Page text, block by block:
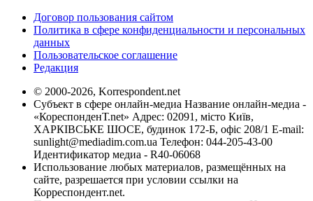
Договор пользования сайтом
Политика в сфере конфиденциальности и персональных
данных
Пользовательское соглашение
Редакция
© 2000-2026, Korrespondent.net
Субъект в сфере онлайн-медиа Название онлайн-медиа -
«КореспонденТ.net» Адрес: 02091, місто Київ,
ХАРКІВСЬКЕ ШОСЕ, будинок 172-Б, офіс 208/1 E-mail:
sunlight@mediadim.com.ua Телефон: 044-205-43-00
Идентификатор медиа - R40-06068
Использование любых материалов, размещённых на
сайте, разрешается при условии ссылки на
Корреспондент.net.